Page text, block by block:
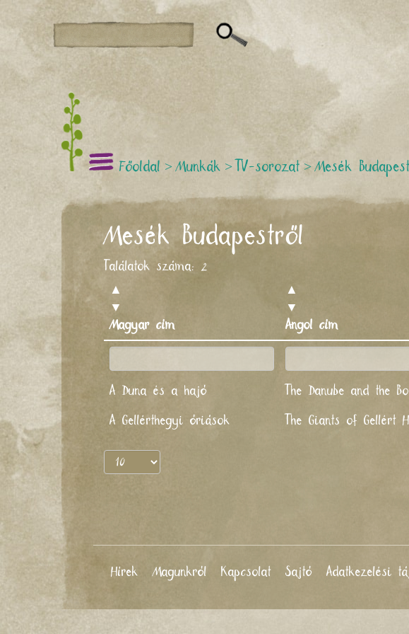
Főoldal > Munkák > TV-sorozat > Mesék
Mesék Budapestről
Találatok száma: 2
▲
▼
Magyar cím
▲
▼
Angol cím
A Duna és a hajó The Danube and the
A Gellérthegyi óriások The Giants of Gellért
Hírek Magunkról Kapcsolat Sajtó Adatkezelési